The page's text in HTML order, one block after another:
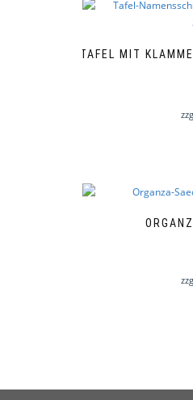
TAFEL MIT